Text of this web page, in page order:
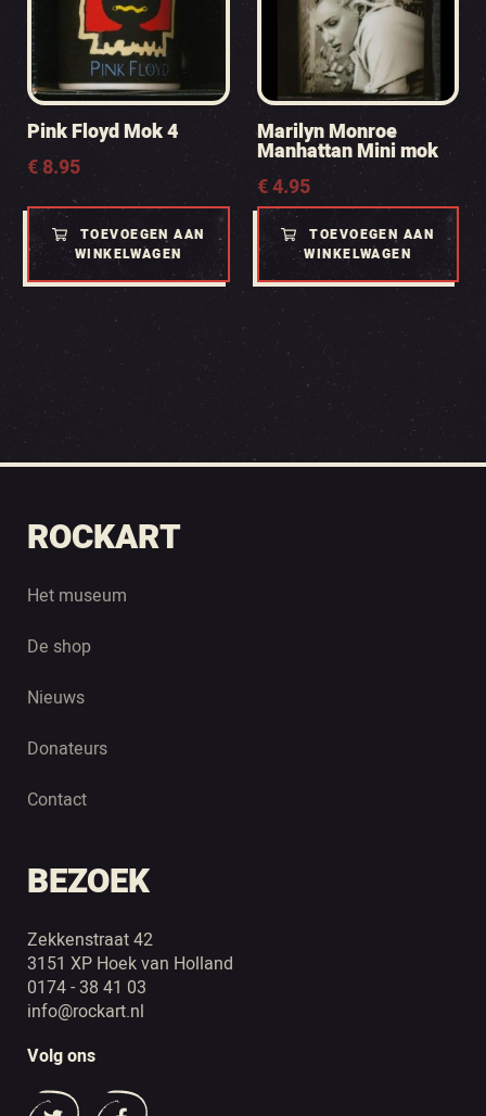
Pink Floyd Mok 4
€8.95
TOEVOEGEN AAN
WINKELWAGEN
Marilyn Monroe
Manhattan Mini mok
€4.95
TOEVOEGEN AAN
WINKELWAGEN
ROCKART
Het museum
De shop
Nieuws
Donateurs
Contact
BEZOEK
Zekkenstraat 42
3151 XP Hoek van Holland
0174 - 38 41 03
info@rockart.nl
Volg ons